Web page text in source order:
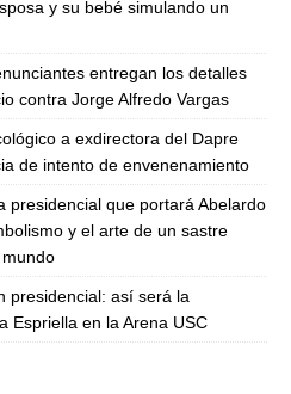
y su bebé simulando un
entregan los detalles
contra Jorge Alfredo Vargas
a exdirectora del Dapre
de intento de envenenamiento
presidencial que portará Abelardo
y el arte de un sastre
presidencial: así será la
Espriella en la Arena USC